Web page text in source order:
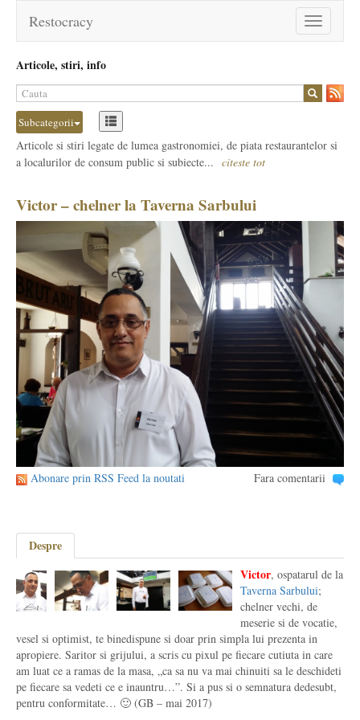
Toggle
navigation
Restocracy
Articole, stiri, info
Subcategorii
Articole si stiri legate de lumea gastronomiei, de piata restaurantelor si
a localurilor de consum public si subiecte... citeste tot
Victor – chelner la Taverna Sarbului
Abonare prin RSS Feed la noutati Fara comentarii
Despre
Victor, ospatarul de la
Taverna Sarbului;
chelner vechi, de
meserie si de vocatie,
vesel si optimist, te binedispune si doar prin simpla lui prezenta in
apropiere. Saritor si grijului, a scris cu pixul pe fiecare cutiuta in care
am luat ce a ramas de la masa, „ca sa nu va mai chinuiti sa le deschideti
pe fiecare sa vedeti ce e inauntru…”. Si a pus si o semnatura dedesubt,
pentru conformitate… 🙂 (GB – mai 2017)